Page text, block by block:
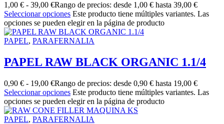
1,00 € - 39,00 €Rango de precios: desde 1,00 € hasta 39,00 €
Seleccionar opciones Este producto tiene múltiples variantes. Las
opciones se pueden elegir en la página de producto
PAPEL, PARAFERNALIA
PAPEL RAW BLACK ORGANIC 1.1/4
0,90 € - 19,00 €Rango de precios: desde 0,90 € hasta 19,00 €
Seleccionar opciones Este producto tiene múltiples variantes. Las
opciones se pueden elegir en la página de producto
PAPEL, PARAFERNALIA